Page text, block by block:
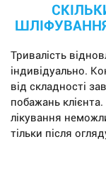
Тривалість
індивідуально.
від складності
побажань
лікування
тільки після